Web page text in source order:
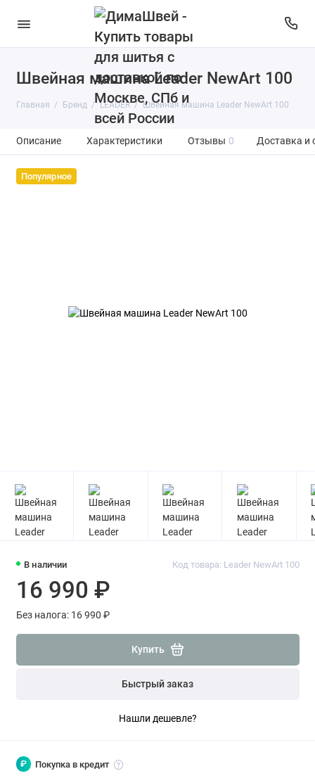
Швейная машина Leader NewArt 100
Главная Бренд LEADER Швейная машина Leader NewArt 100
Описание Характеристики Отзывы 0 Доставка и
Популярное
В наличии Код товара: Leader NewArt 100
16 990 ₽
Без налога: 16 990 ₽
Купить
Быстрый заказ
Нашли дешевле?
₽ Покупка в кредит